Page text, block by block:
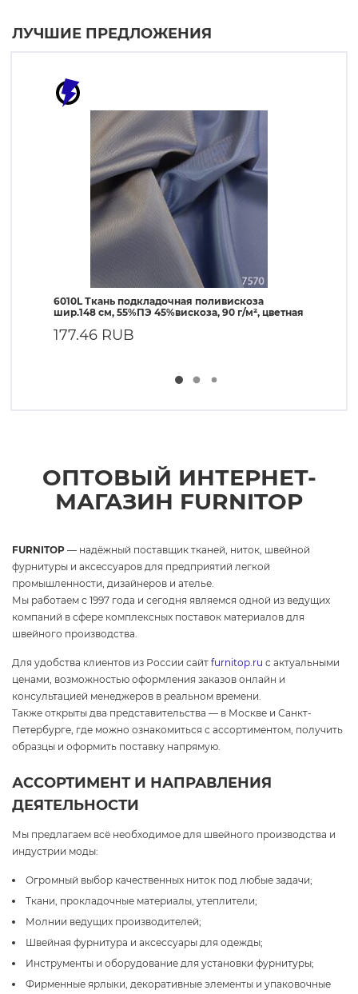
ЛУЧШИЕ ПРЕДЛОЖЕНИЯ
6010L Ткань подкладочная поливискоза
шир.148 см, 55%ПЭ 45%вискоза, 90 г/м², цветная
177.46 RUB
ОПТОВЫЙ ИНТЕРНЕТ-
МАГАЗИН FURNITOP
FURNITOP — надёжный поставщик тканей, ниток, швейной
фурнитуры и аксессуаров для предприятий легкой
промышленности, дизайнеров и ателье.
Мы работаем с 1997 года и сегодня являемся одной из ведущих
компаний в сфере комплексных поставок материалов для
швейного производства.
Для удобства клиентов из России сайт furnitop.ru с актуальными
ценами, возможностью оформления заказов онлайн и
консультацией менеджеров в реальном времени.
Также открыты два представительства — в Москве и Санкт-
Петербурге, где можно ознакомиться с ассортиментом, получить
образцы и оформить поставку напрямую.
АССОРТИМЕНТ И НАПРАВЛЕНИЯ
ДЕЯТЕЛЬНОСТИ
Мы предлагаем всё необходимое для швейного производства и
индустрии моды:
Огромный выбор качественных ниток под любые задачи;
Ткани, прокладочные материалы, утеплители;
Молнии ведущих производителей;
Швейная фурнитура и аксессуары для одежды;
Инструменты и оборудование для установки фурнитуры;
Фирменные ярлыки, декоративные элементы и упаковочные